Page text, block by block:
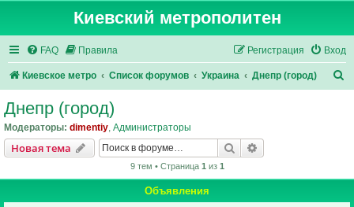
Киевский метрополитен
FAQ Правила Вход
Регистрация
Киевское метро Список форумов Украина Днепр (город)
Днепр (город)
Модераторы: dimentiy, Администраторы
Новая тема Поиск
9 тем • Страница 1из 1
Объявления